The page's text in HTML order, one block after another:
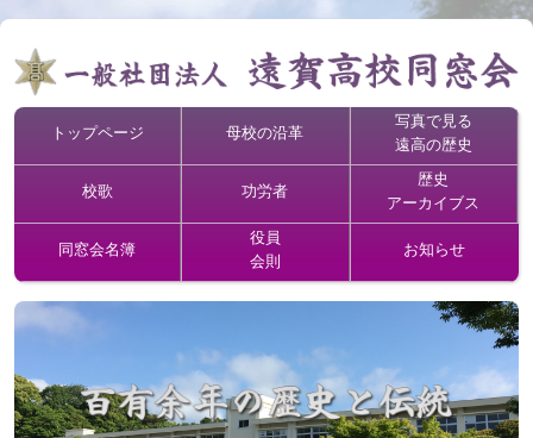
トップページ 母校の沿革
写真で見る
遠高の歴史
校歌 功労者
歴史
アーカイブス
同窓会名簿
役員
会則
お知らせ